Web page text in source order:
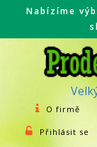
Nabízíme
O firmě
Přihlásit se